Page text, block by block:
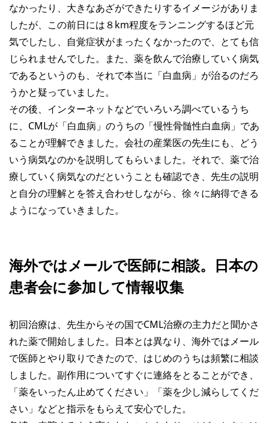
なかったり、大きなあざができたりするイメージがありま
したが、この前日には８km程度をランニングするほど元
気でしたし、自覚症状がまったくなかったので、とても信
じられませんでした。また、薬を飲んで治療していく病気
であるというのも、それで本当に「白血病」が治るのだろ
うかと疑っていました。
その後、インターネットなどでいろいろ調べているうち
に、CMLが「白血病」のうちの「慢性骨髄性白血病」であ
ることが理解できました。会社の産業医の先生にも、どう
いう病気なのかを説明してもらいました。それで、薬で治
療していく病気なのだということも確認でき、先生の説明
と自分の理解とを答え合わせしながら、徐々に納得できる
ようになっていきました。
海外ではメールで医師に相談。日本の
患者会に参加して情報収集
初回治療は、先生からその国でCML治療の主力だと聞かさ
れた薬で開始しました。日本とは異なり、海外ではメール
で医師とやり取りできたので、はじめのうちは頻繁に相談
しました。副作用についてすぐに連絡をとることができ、
「薬をいったん止めてください」「薬を少し減らしてくだ
さい」などと指示をもらえて安心でした。